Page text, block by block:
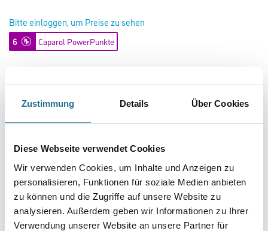
Zustimmung Details Über Cookies
Diese Webseite verwendet Cookies
Wir verwenden Cookies, um Inhalte und Anzeigen zu
personalisieren, Funktionen für soziale Medien anbieten
zu können und die Zugriffe auf unsere Website zu
analysieren. Außerdem geben wir Informationen zu Ihrer
Verwendung unserer Website an unsere Partner für
Bitte einloggen, um Preise zu sehen
6 Caparol PowerPunkte
Art-Nr.:1001-009600
Gebinde